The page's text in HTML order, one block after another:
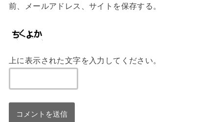
前、メールアドレス、サイトを保存する。
上に表示された文字を入力してください。